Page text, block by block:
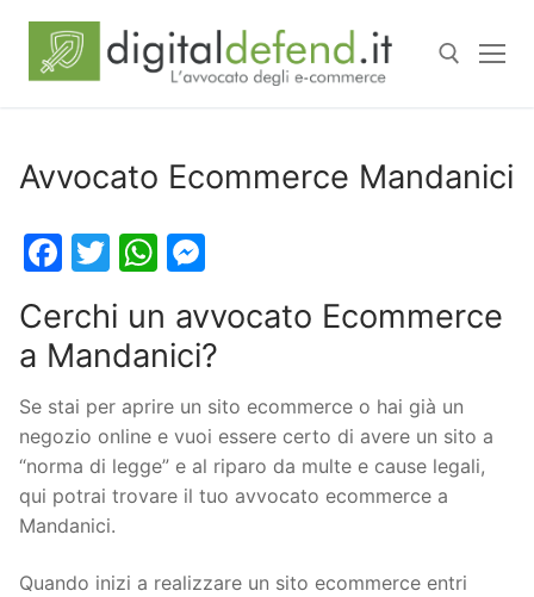
Avvocato Ecommerce Mandanici
Facebook
TwitterWhatsApp
Cerchi un avvocato Ecommerce
a Mandanici?
Se stai per aprire un sito ecommerce o hai già un
negozio online e vuoi essere certo di avere un sito a
“norma di legge” e al riparo da multe e cause legali,
qui potrai trovare il tuo avvocato ecommerce a
Mandanici.
Quando inizi a realizzare un sito ecommerce entri